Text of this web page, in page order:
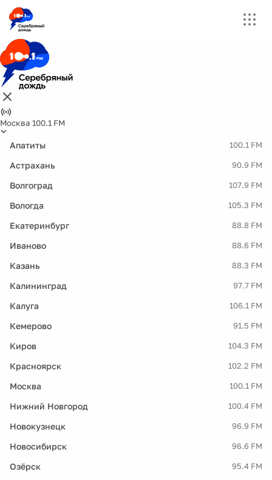
Москва 100.1 FM
Апатиты 100.1 FM
Астрахань 90.9 FM
Волгоград 107.9 FM
Вологда 105.3 FM
Екатеринбург 88.8 FM
Иваново 88.6 FM
Казань 88.3 FM
Калининград 97.7 FM
Калуга 106.1 FM
Кемерово 91.5 FM
Киров 104.3 FM
Красноярск 102.2 FM
Москва 100.1 FM
Нижний Новгород 100.4 FM
Новокузнецк 96.9 FM
Новосибирск 96.6 FM
Озёрск 95.4 FM